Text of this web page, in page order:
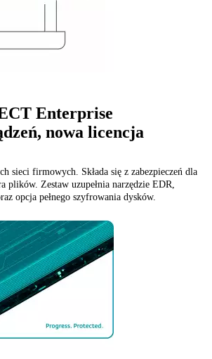
Enterprise
nowa licencja
sieci firmowych. Składa się z zabezpieczeń dla
plików. Zestaw uzupełnia narzędzie EDR,
opcja pełnego szyfrowania dysków.